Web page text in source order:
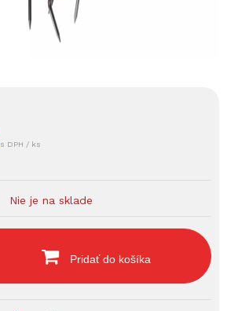
s DPH / ks
Nie je na sklade
Pridať do košíka